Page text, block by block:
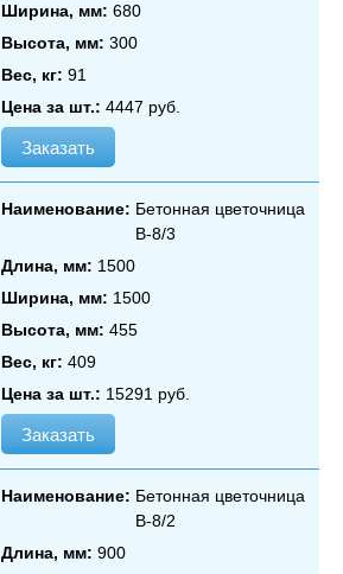
Ширина, мм: 680
Высота, мм: 300
Вес, кг: 91
Цена за шт.: 4447 руб.
Заказать
Наименование: Бетонная цветочница
В‑8/3
Длина, мм: 1500
Ширина, мм: 1500
Высота, мм: 455
Вес, кг: 409
Цена за шт.: 15291 руб.
Заказать
Наименование: Бетонная цветочница
В‑8/2
Длина, мм: 900